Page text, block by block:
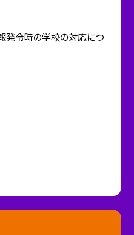
発令時の学校の対応につ